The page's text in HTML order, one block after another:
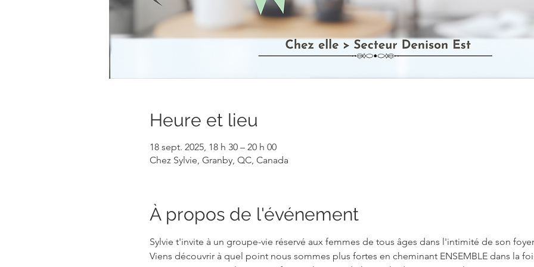
Heure et lieu
18 sept. 2025, 18 h 30 – 20 h 00
Chez Sylvie, Granby, QC, Canada
À propos de l'événement
Sylvie t'invite à un groupe-vie réservé aux femmes de tous âges dans l'intimité de son
Viens découvrir à quel point nous sommes plus fortes en cheminant ENSEMBLE dans la